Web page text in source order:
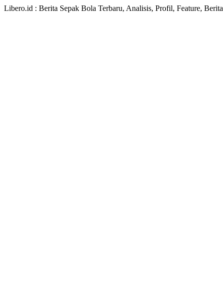
Libero.id : Berita Sepak Bola Terbaru, Analisis, Profil, Feature,